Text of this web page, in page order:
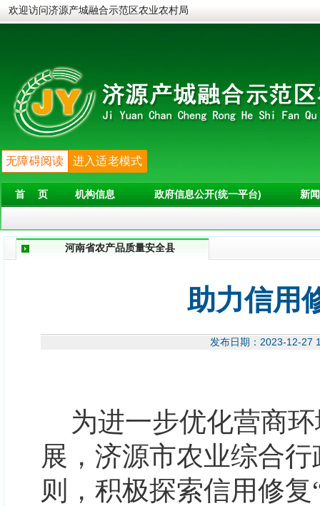
欢迎访问济源产城融合示范区农业农村局
无障碍阅读 进入适老模式
首 页 机构信息 政府信息公开(统一平台) 新
河南省农产品质量安全县
助力信用
发布日期：2023-
为进一步优化营商
展， 济源市农业综合行
则，积极探索信用修复